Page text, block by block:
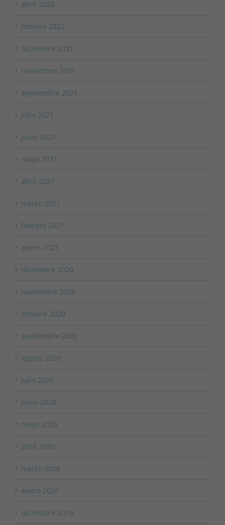
abril 2022
febrero 2022
diciembre 2021
noviembre 2021
septiembre 2021
julio 2021
junio 2021
mayo 2021
abril 2021
marzo 2021
febrero 2021
enero 2021
diciembre 2020
noviembre 2020
octubre 2020
septiembre 2020
agosto 2020
julio 2020
junio 2020
mayo 2020
abril 2020
marzo 2020
enero 2020
diciembre 2019